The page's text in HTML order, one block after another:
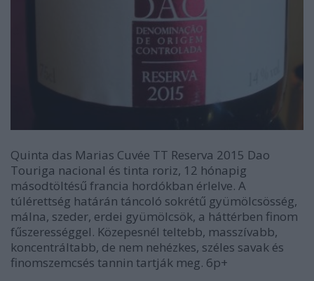
Quinta das Marias Cuvée TT Reserva 2015 Dao
Touriga nacional és tinta roriz, 12 hónapig
másodtöltésű francia hordókban érlelve. A
túlérettség határán táncoló sokrétű gyümölcsösség,
málna, szeder, erdei gyümölcsök, a háttérben finom
fűszerességgel. Közepesnél teltebb, masszívabb,
koncentráltabb, de nem nehézkes, széles savak és
finomszemcsés tannin tartják meg. 6p+